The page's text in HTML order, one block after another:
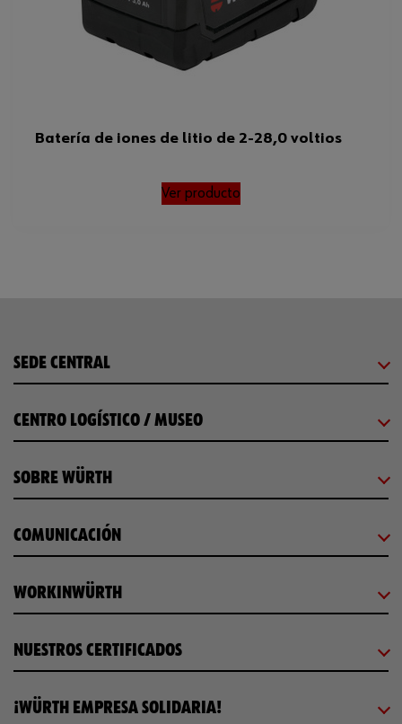
Batería de iones de litio de 2-28,0 voltios
Ver producto
SEDE CENTRAL
CENTRO LOGÍSTICO / MUSEO
SOBRE WÜRTH
COMUNICACIÓN
WORKINWÜRTH
NUESTROS CERTIFICADOS
¡WÜRTH EMPRESA SOLIDARIA!